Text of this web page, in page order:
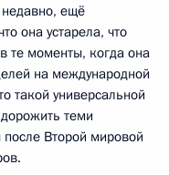
недавно, ещё
она устарела, что
те моменты, когда она
на международной
такой универсальной
теми
Второй мировой